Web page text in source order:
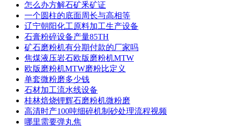
怎么办方解石矿釆矿证
一个圆柱的底面周长与高相等
辽宁朝阳化工原料加工生产设备
石膏粉碎设备产量85TH
矿石磨粉机有分期付款的厂家吗
焦煤液压岩石欧版磨粉机MTW
欧版磨粉机MTW磨粉比定义
单套微粉磨多少钱
石材加工流水线设备
桂林焙烧锂辉石磨粉机微粉磨
高清时产100吨细碎机制砂处理流程视频
哪里需要弹丸焦